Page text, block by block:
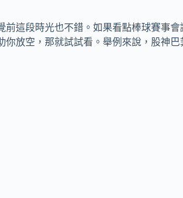
這段時光也不錯。如果看點棒球賽事
放空，那就試試看。舉例來說，股神巴